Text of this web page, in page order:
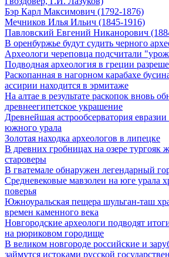
Бэр Карл Максимович (1792-1876)
Мечников Илья Ильич (1845-1916)
Павловский Евгений Никанорович
В оренбуржье будут судить черного
Археологи череповца подсчитали
Подводная археология в греции
Раскопанная в нагорном карабахе
ассирии находится в эрмитаже
На алтае в результате раскопок вновь
древнеегипетское украшение
Древнейшая астрообсерватория
южного урала
Золотая находка археологов в липецке
В древних гробницах на озере тургояк
староверы
В гватемале обнаружен легендарный
Средневековые мавзолеи на юге урала
поверья
Южноуральская пещера шульган-таш
времен каменного века
Новгородские археологи подводят
на рюриковом городище
В великом новгороде российские и
займутся истоками русской